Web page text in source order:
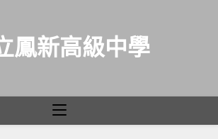
鳳新高級中學